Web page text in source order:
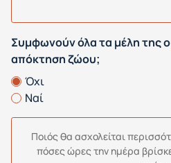
Συμφωνούν όλα τα μέλη της
απόκτηση ζώου;
Όχι
Ναί
Ποιός θα ασχολείται
πόσες ώρες την ημέρα